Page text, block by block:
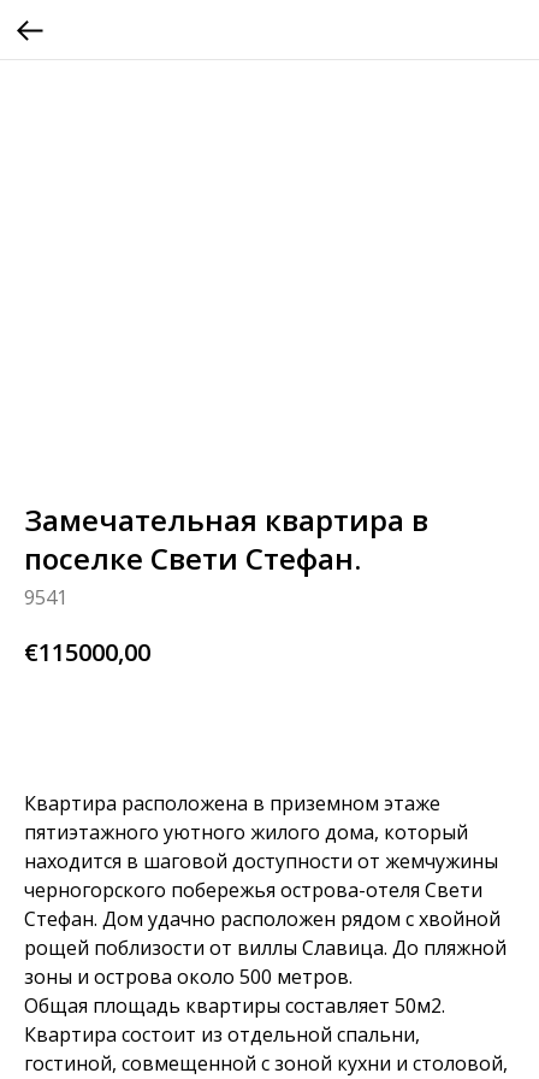
Замечательная квартира в
поселке Свети Стефан.
9541
€115000,00
Квартира расположена в приземном этаже
пятиэтажного уютного жилого дома, который
находится в шаговой доступности от жемчужины
черногорского побережья острова-отеля Свети
Стефан. Дом удачно расположен рядом с хвойной
рощей поблизости от виллы Славица. До пляжной
зоны и острова около 500 метров.
Общая площадь квартиры составляет 50м2.
Квартира состоит из отдельной спальни,
гостиной, совмещенной с зоной кухни и столовой,